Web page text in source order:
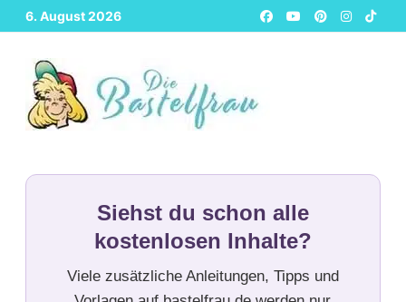
Zurück
zum
Inhalt
6. August 2026
Siehst du schon alle
kostenlosen Inhalte?
Viele zusätzliche Anleitungen, Tipps und